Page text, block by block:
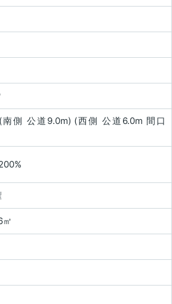
側 公道9.0m) (西側 公道6.0m 間口
㎡